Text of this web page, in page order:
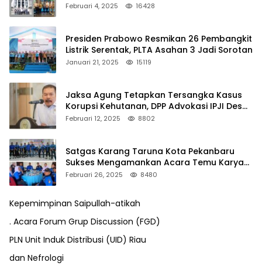
Februari 4, 2025 16428
Presiden Prabowo Resmikan 26 Pembangkit
Listrik Serentak, PLTA Asahan 3 Jadi Sorotan
Januari 21, 2025 15119
Jaksa Agung Tetapkan Tersangka Kasus
Korupsi Kehutanan, DPP Advokasi IPJI Desak
Pengusutan Pajak RAPP
Februari 12, 2025 8802
Satgas Karang Taruna Kota Pekanbaru
Sukses Mengamankan Acara Temu Karya
VII Karang Taruna Pekanbaru
Februari 26, 2025 8480
Kepemimpinan Saipullah-atikah
. Acara Forum Grup Discussion (FGD)
PLN Unit Induk Distribusi (UID) Riau
dan Nefrologi